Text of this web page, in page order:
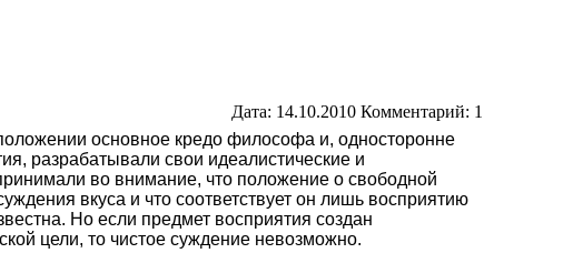
Дата: 14.10.2010 Комментарий: 1
основное кредо философа и, односторонне
разрабатывали свои идеалистические и
во внимание, что положение о свободной
вкуса и что соответствует он лишь восприятию
Но если предмет восприятия создан
цели, то чистое суждение невозможно.